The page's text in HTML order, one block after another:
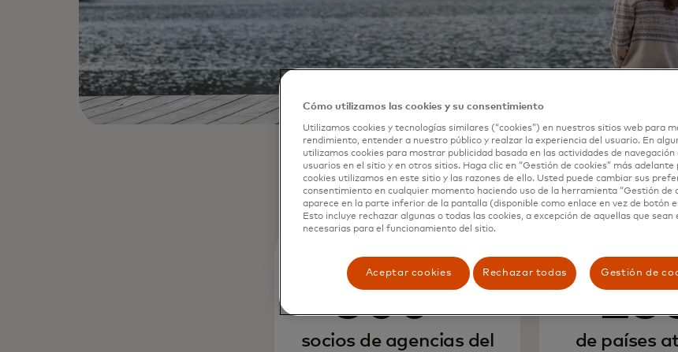
300+
socios de agencias del
de países
Cómo utilizamos las cookies y su consentimiento
Utilizamos cookies y tecnologías similares (“cookies”) en nuestros sitios web para
rendimiento, entender a nuestro público y realzar la experiencia del usuario. En
utilizamos cookies para mostrar publicidad basada en las actividades de navegación
usuarios en el sitio y en otros sitios. Haga clic en “Gestión de cookies” más adelante
cookies utilizamos en este sitio y las razones de ello. Usted puede cambiar sus
consentimiento en cualquier momento haciendo uso de la herramienta “Gestión de
aparece en la parte inferior de la pantalla (disponible como enlace en vez de botón
Esto incluye rechazar algunas o todas las cookies, a excepción de aquellas que
necesarias para el funcionamiento del sitio.
Aceptar cookies Rechazar todas Gestión de